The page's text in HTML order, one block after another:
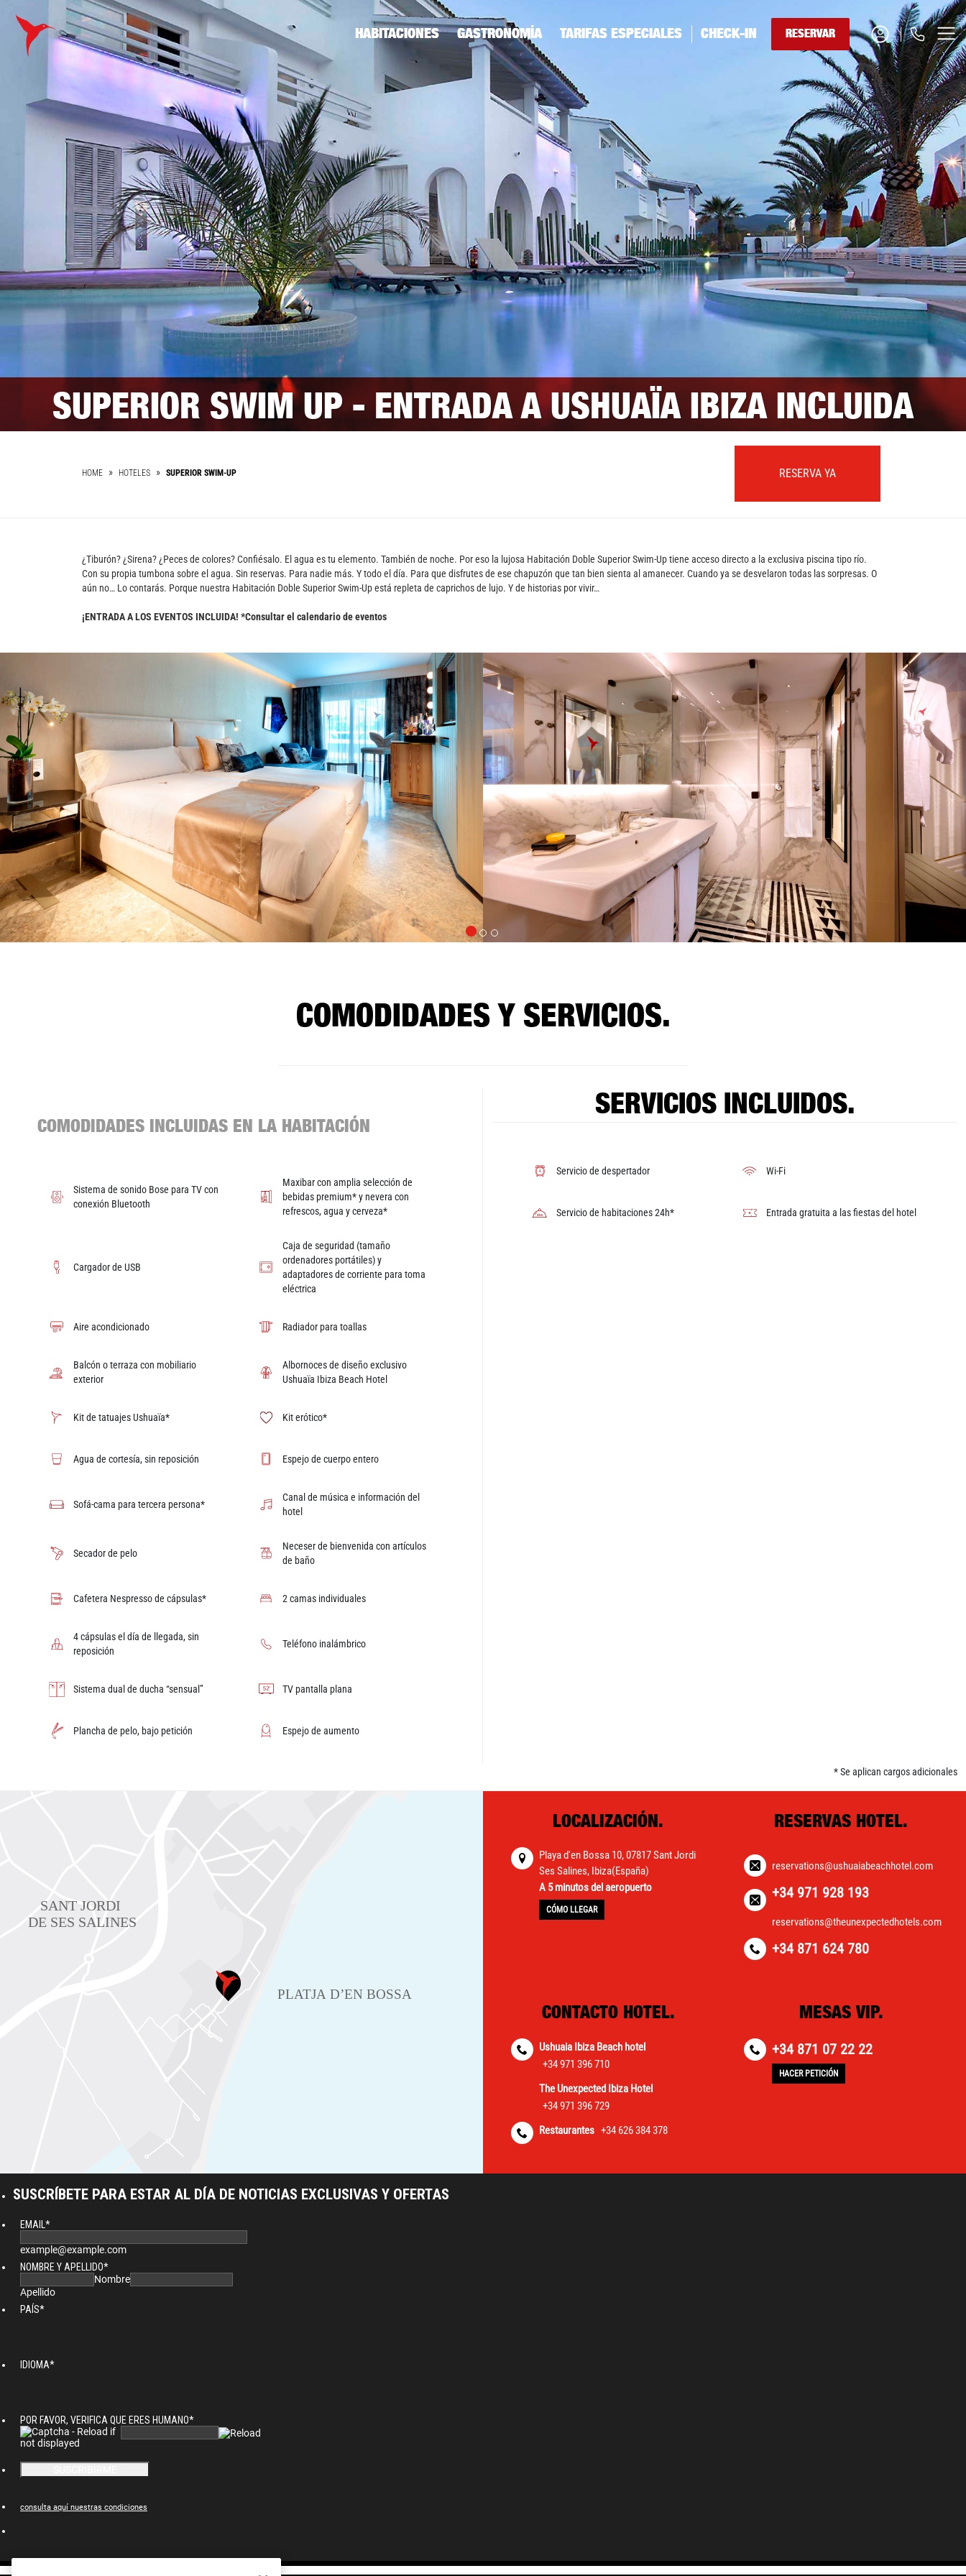
RESERVAR
RESERVAR HABITACIÓN
0034 971 92 81 93
RESERVAR RESTAURANTE
+34 626 38 43 78
HABITACIONES GASTRONOMÍA TARIFAS ESPECIALES CHECK-IN ×
SUPERIOR SWIM UP - ENTRADA A USHUAÏA IBIZA INCLUIDA
HOME HOTELES SUPERIOR SWIM-UP RESERVA YA
¿Tiburón? ¿Sirena? ¿Peces de colores? Confiésalo. El agua es tu elemento. También de noche. Por eso la lujosa Habitación Doble Superior Swim-Up tiene acceso directo a la exclusiva piscina tipo río.
Con su propia tumbona sobre el agua. Sin reservas. Para nadie más. Y todo el día. Para que disfrutes de ese chapuzón que tan bien sienta al amanecer. Cuando ya se desvelaron todas las sorpresas. O
aún no… Lo contarás. Porque nuestra Habitación Doble Superior Swim-Up está repleta de caprichos de lujo. Y de historias por vivir…
¡ENTRADA A LOS EVENTOS INCLUIDA! *Consultar el calendario de eventos
COMODIDADES Y SERVICIOS.
COMODIDADES INCLUIDAS EN LA HABITACIÓN
Sistema de sonido Bose para TV con
conexión Bluetooth
Maxibar con amplia selección de
bebidas premium* y nevera con
refrescos, agua y cerveza*
Cargador de USB
Caja de seguridad (tamaño
ordenadores portátiles) y
adaptadores de corriente para toma
eléctrica
Aire acondicionado Radiador para toallas
Balcón o terraza con mobiliario
exterior
Albornoces de diseño exclusivo
Ushuaïa Ibiza Beach Hotel
Kit de tatuajes Ushuaïa* Kit erótico*
Agua de cortesía, sin reposición Espejo de cuerpo entero
Sofá-cama para tercera persona*
Canal de música e información del
hotel
Secador de pelo
Neceser de bienvenida con artículos
de baño
Cafetera Nespresso de cápsulas* 2 camas individuales
4 cápsulas el día de llegada, sin
reposición
Teléfono inalámbrico
Sistema dual de ducha “sensual” TV pantalla plana
Plancha de pelo, bajo petición Espejo de aumento
SERVICIOS INCLUIDOS.
Servicio de despertador Wi-Fi
Servicio de habitaciones 24h* Entrada gratuita a las fiestas del hotel
* Se aplican cargos adicionales
LOCALIZACIÓN.
Playa d'en Bossa 10, 07817 Sant Jordi
Ses Salines, Ibiza(España)
A 5 minutos del aeropuerto
CÓMO LLEGAR
RESERVAS HOTEL.
reservations@ushuaiabeachhotel.com
+34 971 928 193
reservations@theunexpectedhotels.com
+34 871 624 780
CONTACTO HOTEL.
Ushuaia Ibiza Beach hotel
+34 971 396 710
The Unexpected Ibiza Hotel
+34 971 396 729
Restaurantes +34 626 384 378
MESAS VIP.
+34 871 07 22 22
HACER PETICIÓN